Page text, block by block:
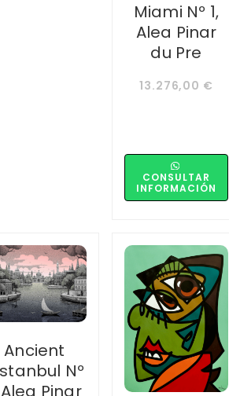
Miami Nº 1,
Alea Pinar
du Pre
13.276,00 €
CONSULTAR
INFORMACIÓN
Ancient
Nº
Alea Pinar